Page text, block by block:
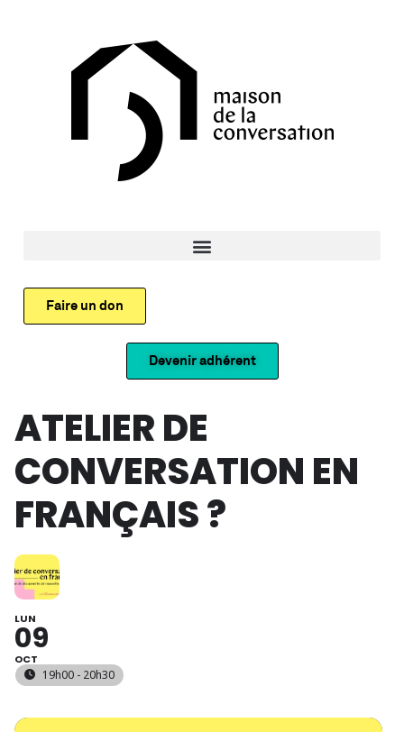
Faire un don
Devenir adhérent
ATELIER DE
CONVERSATION EN
FRANÇAIS ?
LUN
09
OCT
19h00 - 20h30